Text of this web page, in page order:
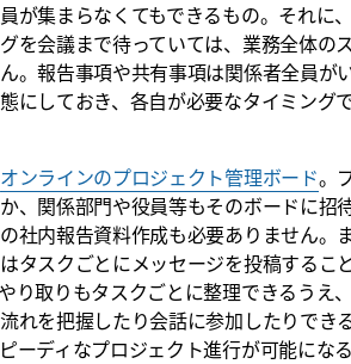
が集まらなくてもできるもの。それに
を会議まで待っていては、業務全体の
。報告事項や共有事項は関係者全員が
にしておき、各自が必要なタイミング
オンラインのプロジェクト管理ボード。
、関係部門や役員等もそのボードに招
社内報告資料作成も必要ありません。
タスクごとにメッセージを投稿すること
り取りもタスクごとに整理できるうえ
れを把握したり会話に参加したりでき
ーディなプロジェクト進行が可能にな